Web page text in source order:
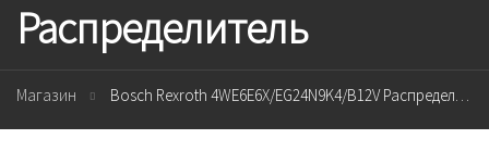
Распределитель
Магазин Bosch Rexroth 4WE6E6X/EG24N9K4/B12V Распределитель